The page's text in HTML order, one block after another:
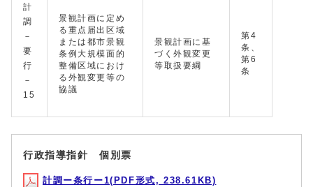
計
調
－
要
行
－
15
景観計画に定め
る重点届出区域
または都市景観
条例大規模面的
整備区域におけ
る外観変更等の
協議
景観計画に基
づく外観変更
等取扱要綱
第4
条、
第6
条
行政指導指針 個別票
計調ー条行ー1(PDF形式, 238.61KB)